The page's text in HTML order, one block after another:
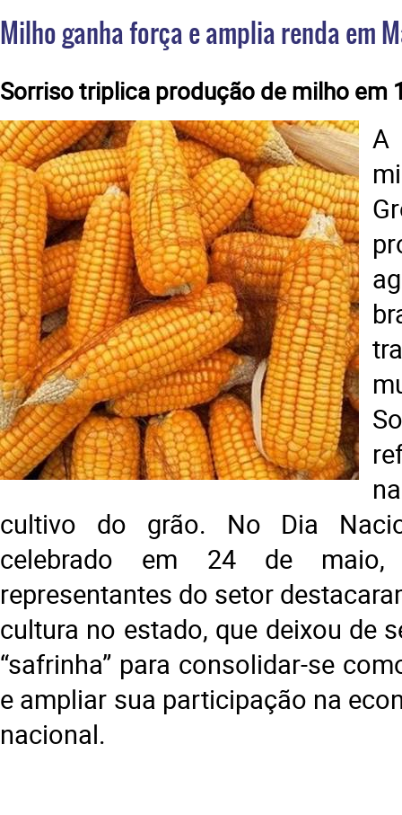
Milho ganha força e amplia renda em
Sorriso triplica produção de milho em
A
cultivo do grão. No Dia
celebrado em 24 de maio,
representantes do setor
cultura no estado, que deixou de
“safrinha” para consolidar-se
e ampliar sua participação na
nacional.